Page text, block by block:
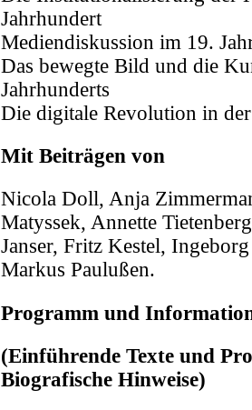
Jahrhundert
Mediendiskussion im 19.
Das bewegte Bild und die
Jahrhunderts
Die digitale Revolution in
Mit Beiträgen von
Nicola Doll, Anja
Matyssek, Annette
Janser, Fritz Kestel,
Markus Paulußen.
Programm und
(Einführende Texte und
Biografische Hinweise)